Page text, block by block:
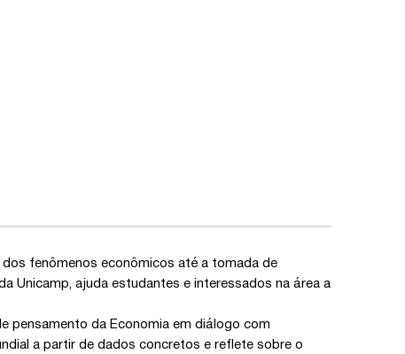
fenômenos econômicos até a tomada de
Unicamp, ajuda estudantes e interessados na área a
pensamento da Economia em diálogo com
a partir de dados concretos e reflete sobre o